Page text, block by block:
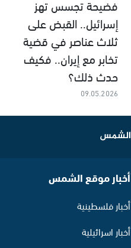
فضيحة تجسس تهز
إسرائيل.. القبض على
ثلاث عناصر في قضية
تخابر مع إيران.. فكيف
حدث ذلك؟
09.05.2026
أخبار موقع الشمس
أخبار فلسطينية
أخبار اسرائيلية